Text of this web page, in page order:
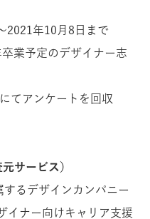
2021年10月8日まで
業予定のデザイナー志
てアンケートを回収
サービス）
るデザインカンパニー
イナー向けキャリア支援